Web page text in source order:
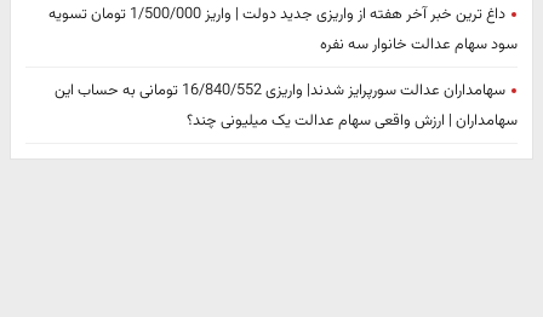
داغ ترین خبر آخر هفته از واریزی جدید دولت | واریز 1/500/000 تومان تسویه
سود سهام عدالت خانوار سه نفره
سهامداران عدالت سورپرایز شدند| واریزی 16/840/552 تومانی به حساب این
سهامداران | ارزش واقعی سهام عدالت یک میلیونی چند؟